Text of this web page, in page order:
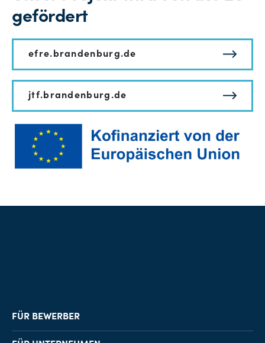
gefördert
efre.brandenburg.de
jtf.brandenburg.de
FÜR BEWERBER
Job-Finder